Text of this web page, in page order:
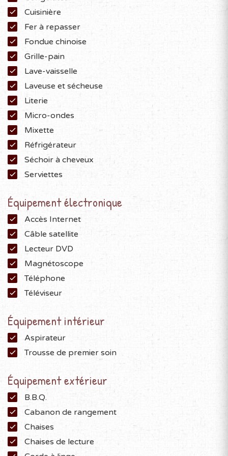
Cuisinière
Fer à repasser
Fondue chinoise
Grille-pain
Lave-vaisselle
Laveuse et sécheuse
Literie
Micro-ondes
Mixette
Réfrigérateur
Séchoir à cheveux
Serviettes
Équipement électronique
Accès Internet
Câble satellite
Lecteur DVD
Magnétoscope
Téléphone
Téléviseur
Équipement intérieur
Aspirateur
Trousse de premier soin
Équipement extérieur
B.B.Q.
Cabanon de rangement
Chaises
Chaises de lecture